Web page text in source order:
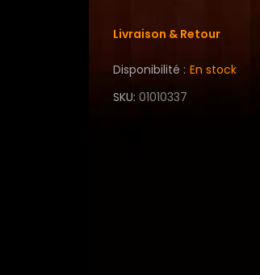
Livraison & Retour
Disponibilité : En stock
SKU 01010337